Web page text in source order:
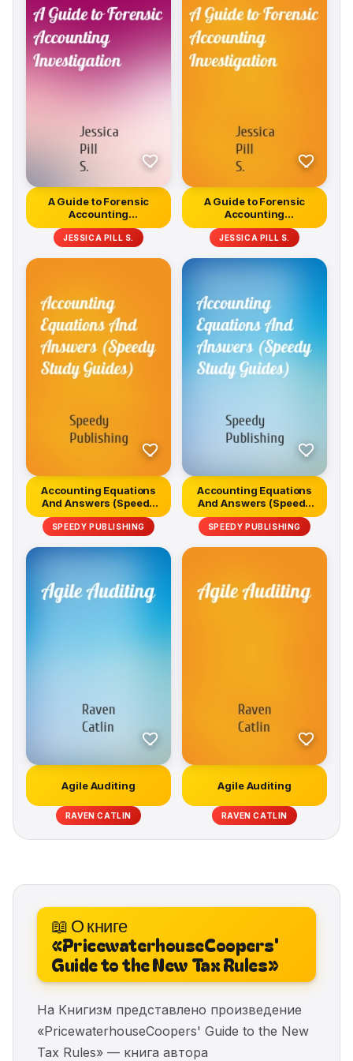
A Guide to Forensic
Accounting
Investigation
JESSICA PILL S.
A Guide to Forensic
Accounting
Investigation
JESSICA PILL S.
Accounting Equations
And Answers (Speedy
Study Gui...
SPEEDY PUBLISHING
Accounting Equations
And Answers (Speedy
Study Gui...
SPEEDY PUBLISHING
Agile Auditing
RAVEN CATLIN
Agile Auditing
RAVEN CATLIN
📖 О книге
«PricewaterhouseCoopers'
Guide to the New Tax Rules»
На Книгизм представлено произведение
«PricewaterhouseCoopers' Guide to the New
Tax Rules» — книга автора